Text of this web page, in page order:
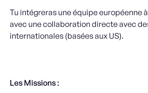
Tu intégreras une équipe européenne
avec une collaboration directe avec
internationales (basées aux US).
Les Missions :